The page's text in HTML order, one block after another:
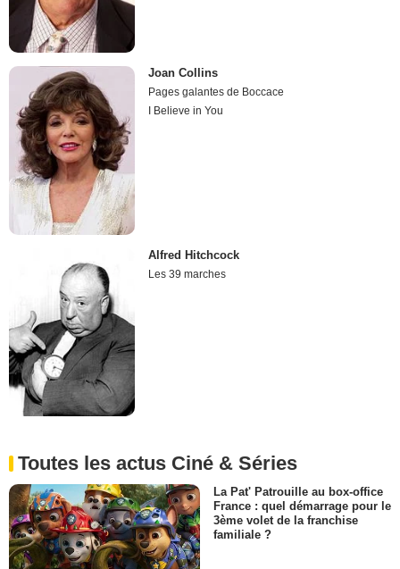
Joan Collins
Pages galantes de Boccace
I Believe in You
Alfred Hitchcock
Les 39 marches
Toutes les actus Ciné & Séries
La Pat' Patrouille au box-office
France : quel démarrage pour le
3ème volet de la franchise
familiale ?